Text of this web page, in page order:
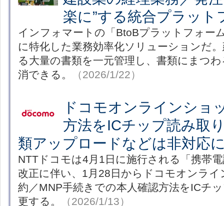
楽に”する統合プラット
インフォマートの「BtoBプラットフォー
に特化した業務効率化ソリューションだ
る大量の書類を一元管理し、書類にまつ
消できる。
（2026/1/22）
ドコモオンラインショ
方法をICチップ読み取
類アップロードなどは非対応
NTTドコモは4月1日に施行される「携帯
改正に伴い、1月28日からドコモオンラ
約／MNP手続きでの本人確認方法をICチ
更する。
（2026/1/13）